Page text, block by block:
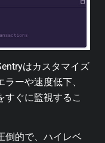
はカスタマイズ
ーや速度低下、
すぐに監視するこ
倒的で、ハイレベ